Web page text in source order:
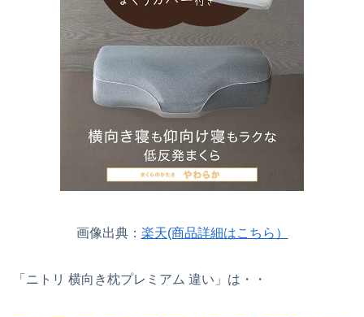
画像出典： 楽天(商品詳細はこちら）
「ニトリ 横向き枕プレミアム 違い」は・・